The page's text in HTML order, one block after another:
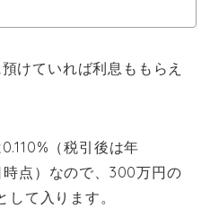
けていれば利息ももらえ
（税引後は年
点）なので、300万円の
て入ります。